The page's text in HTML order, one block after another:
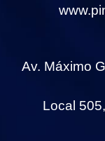
Av. Máximo
Local